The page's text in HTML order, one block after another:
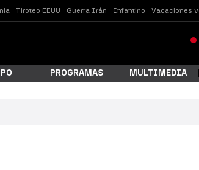
Tiroteo EEUU Guerra Irán Infantino Vacaciones
PROGRAMAS MULTIMEDIA